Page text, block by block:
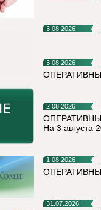
3.08.2026
3.08.2026
2.08.2026
На 3 августа
1.08.2026
31.07.2026